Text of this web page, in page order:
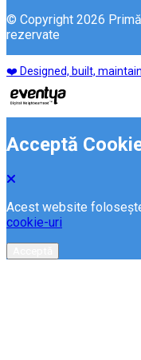
© Copyright 2026
rezervate
❤️ Designed, built,
Acceptă
Acest website
cookie-uri